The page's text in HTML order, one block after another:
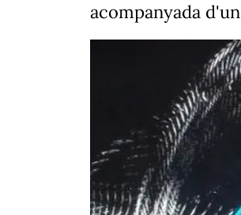
acompanyada